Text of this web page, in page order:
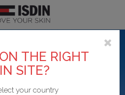
THE RIGHT
SITE?
your country